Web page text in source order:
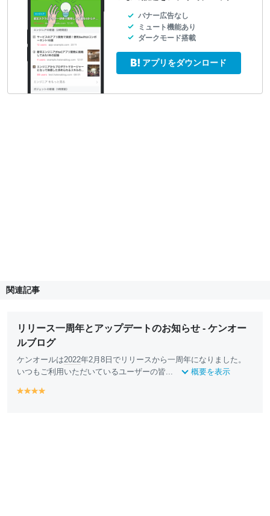
バナー広告なし
ミュート機能あり
ダークモード搭載
アプリをダウンロード
関連記事
リリース一周年とアップデートのお知らせ - ケンオー
ルブログ
ケンオールは2022年2月8日でリリースから一周年になりました。
いつもご利用いただいているユーザーの皆...
概要を表示
y y y